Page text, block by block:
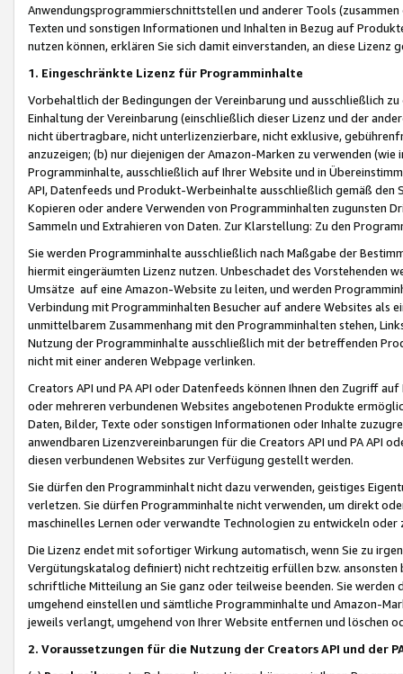
Anwendungsprogrammierschnittstellen und anderer Tools (zusammen
Texten und sonstigen Informationen und Inhalten in Bezug auf
nutzen können, erklären Sie sich damit einverstanden, an diese Lizenz
1. Eingeschränkte Lizenz für Programminhalte
Vorbehaltlich der Bedingungen der Vereinbarung und ausschließlich
Einhaltung der Vereinbarung (einschließlich dieser Lizenz und der
nicht übertragbare, nicht unterlizenzierbare, nicht exklusive,
anzuzeigen; (b) nur diejenigen der Amazon-Marken zu verwenden
Programminhalte, ausschließlich auf Ihrer Website und in
API, Datenfeeds und Produkt-Werbeinhalte ausschließlich gemäß
Kopieren oder andere Verwenden von Programminhalten zugunsten
Sammeln und Extrahieren von Daten. Zur Klarstellung: Zu den
Sie werden Programminhalte ausschließlich nach Maßgabe der
hiermit eingeräumten Lizenz nutzen. Unbeschadet des Vorstehenden
Umsätze auf eine Amazon-Website zu leiten, und werden
Verbindung mit Programminhalten Besucher auf andere Websites als
unmittelbarem Zusammenhang mit den Programminhalten stehen,
Nutzung der Programminhalte ausschließlich mit der betreffenden
nicht mit einer anderen Webpage verlinken.
Creators API und PA API oder Datenfeeds können Ihnen den Zugriff
oder mehreren verbundenen Websites angebotenen Produkte
Daten, Bilder, Texte oder sonstigen Informationen oder Inhalte
anwendbaren Lizenzvereinbarungen für die Creators API und PA API
diesen verbundenen Websites zur Verfügung gestellt werden.
Sie dürfen den Programminhalt nicht dazu verwenden, geistiges
verletzen. Sie dürfen Programminhalte nicht verwenden, um direkt
maschinelles Lernen oder verwandte Technologien zu entwickeln
Die Lizenz endet mit sofortiger Wirkung automatisch, wenn Sie zu
Vergütungskatalog definiert) nicht rechtzeitig erfüllen bzw. ansonsten
schriftliche Mitteilung an Sie ganz oder teilweise beenden. Sie werden
umgehend einstellen und sämtliche Programminhalte und Amazon-
jeweils verlangt, umgehend von Ihrer Website entfernen und löschen
2. Voraussetzungen für die Nutzung der Creators API und der